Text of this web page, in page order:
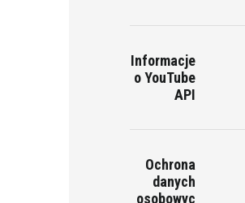
Informacje
o YouTube
API
Ochrona
danych
osobowyc